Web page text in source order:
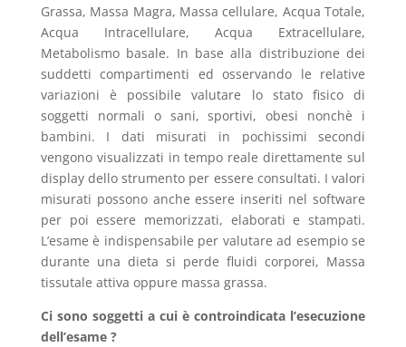
Grassa, Massa Magra, Massa cellulare, Acqua Totale,
Acqua Intracellulare, Acqua Extracellulare,
Metabolismo basale. In base alla distribuzione dei
suddetti compartimenti ed osservando le relative
variazioni è possibile valutare lo stato fisico di
soggetti normali o sani, sportivi, obesi nonchè i
bambini. I dati misurati in pochissimi secondi
vengono visualizzati in tempo reale direttamente sul
display dello strumento per essere consultati. I valori
misurati possono anche essere inseriti nel software
per poi essere memorizzati, elaborati e stampati.
L’esame è indispensabile per valutare ad esempio se
durante una dieta si perde fluidi corporei, Massa
tissutale attiva oppure massa grassa.
Ci sono soggetti a cui è controindicata l’esecuzione
dell’esame ?